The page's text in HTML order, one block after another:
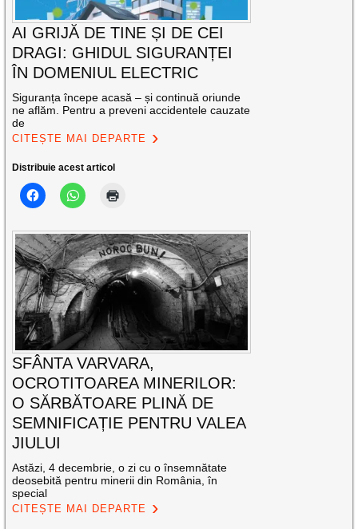
AI GRIJĂ DE TINE ȘI DE CEI
DRAGI: GHIDUL SIGURANȚEI
ÎN DOMENIUL ELECTRIC
Siguranța începe acasă – și continuă oriunde
ne aflăm. Pentru a preveni accidentele cauzate
de
CITEȘTE MAI DEPARTE
Distribuie acest articol
SFÂNTA VARVARA,
OCROTITOAREA MINERILOR:
O SĂRBĂTOARE PLINĂ DE
SEMNIFICAȚIE PENTRU VALEA
JIULUI
Astăzi, 4 decembrie, o zi cu o însemnătate
deosebită pentru minerii din România, în
special
CITEȘTE MAI DEPARTE